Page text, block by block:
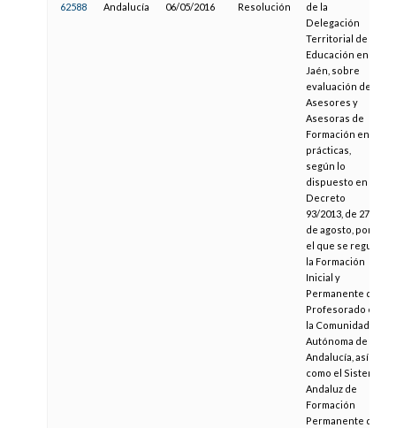
62588 Andalucía 06/05/2016 Resolución
de la
Delegación
Territorial de
Educación en
Jaén, sobre
evaluación de
Asesores y
Asesoras de
Formación en
prácticas,
según lo
dispuesto en el
Decreto
93/2013, de 27
de agosto, por
el que se regula
la Formación
Inicial y
Permanente del
Profesorado en
la Comunidad
Autónoma de
Andalucía, así
como el Sistema
Andaluz de
Formación
Permanente del